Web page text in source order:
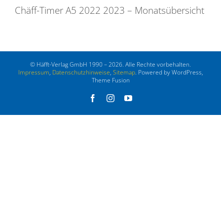
Chäff-Timer A5 2022 2023 – Monatsübersicht
© Häfft-Verlag GmbH 1990 – 2026. Alle Rechte vorbehalten.
Impressum, Datenschutzhinweise, Sitemap. Powered by WordPress,
Theme Fusion
FacebookInstagramYouTube